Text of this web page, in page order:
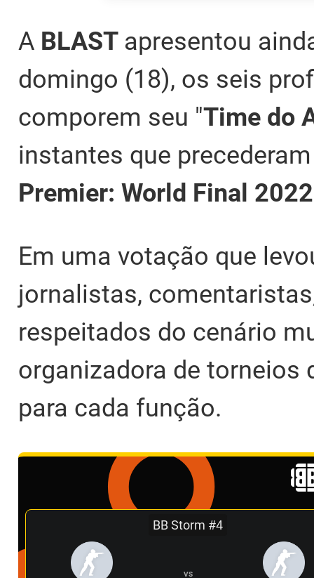
A BLAST apresentou
domingo (18), os seis
comporem seu "Time do
instantes que
Premier: World Final 2022
Em uma votação que
jornalistas,
respeitados do cenário
organizadora de torneios
para cada função.
BB Storm #4
VS